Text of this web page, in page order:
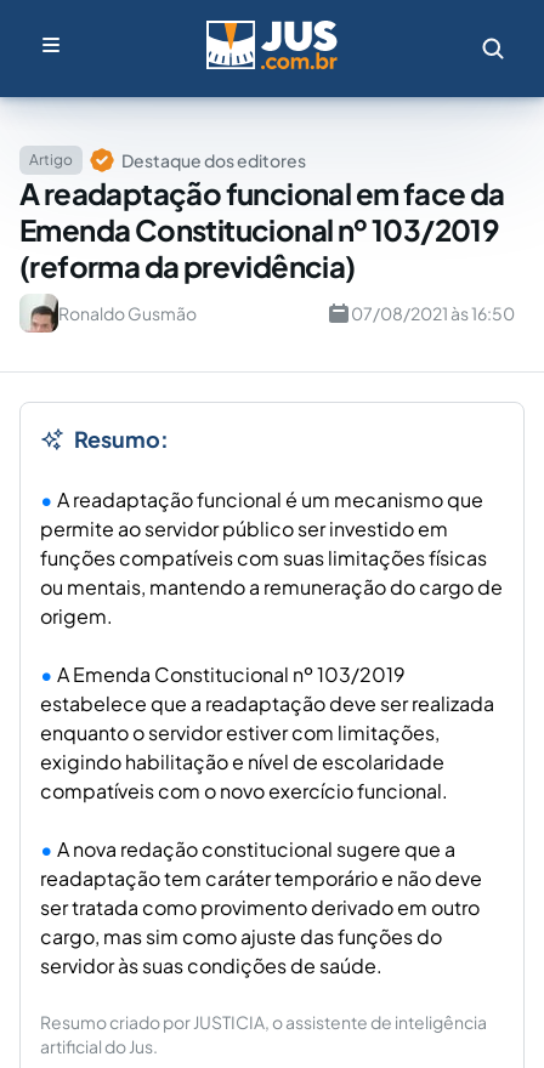
Artigo Destaque dos editores
A readaptação funcional em face da
Emenda Constitucional nº 103/2019
(reforma da previdência)
Ronaldo Gusmão 07/08/2021 às 16:50
Resumo:
A readaptação funcional é um mecanismo que
permite ao servidor público ser investido em
funções compatíveis com suas limitações físicas
ou mentais, mantendo a remuneração do cargo de
origem.
A Emenda Constitucional nº 103/2019
estabelece que a readaptação deve ser realizada
enquanto o servidor estiver com limitações,
exigindo habilitação e nível de escolaridade
compatíveis com o novo exercício funcional.
A nova redação constitucional sugere que a
readaptação tem caráter temporário e não deve
ser tratada como provimento derivado em outro
cargo, mas sim como ajuste das funções do
servidor às suas condições de saúde.
Resumo criado por JUSTICIA, o assistente de inteligência
artificial do Jus.